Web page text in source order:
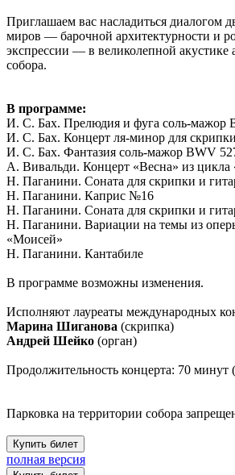
Приглашаем вас насладиться диалогом
миров — барочной архитектурности и
экспрессии — в великолепной акустике
собора.
В программе:
И. С. Бах. Прелюдия и фуга соль-мажор
И. С. Бах. Концерт ля-минор для
И. С. Бах. Фантазия соль-мажор BWV
А. Вивальди. Концерт «Весна» из цикла
Н. Паганини. Соната для скрипки и
Н. Паганини. Каприс №16
Н. Паганини. Соната для скрипки и
Н. Паганини. Вариации на темы из
«Моисей»
Н. Паганини. Кантабиле
В программе возможны изменения.
Исполняют лауреаты международных
Марина Шиганова (скрипка)
Андрей Шейко (орган)
Продолжительность концерта: 70 минут
Парковка на территории собора
Купить билет
полная версия